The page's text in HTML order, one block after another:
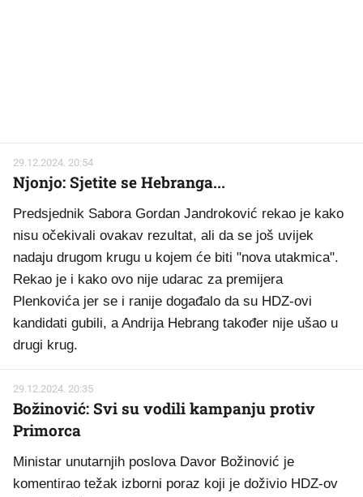
29.12.2024. 20:54
Njonjo: Sjetite se Hebranga...
Predsjednik Sabora Gordan Jandroković rekao je kako
nisu očekivali ovakav rezultat, ali da se još uvijek
nadaju drugom krugu u kojem će biti "nova utakmica".
Rekao je i kako ovo nije udarac za premijera
Plenkovića jer se i ranije događalo da su HDZ-ovi
kandidati gubili, a Andrija Hebrang također nije ušao u
drugi krug.
29.12.2024. 20:35
Božinović: Svi su vodili kampanju protiv
Primorca
Ministar unutarnjih poslova Davor Božinović je
komentirao težak izborni poraz koji je doživio HDZ-ov